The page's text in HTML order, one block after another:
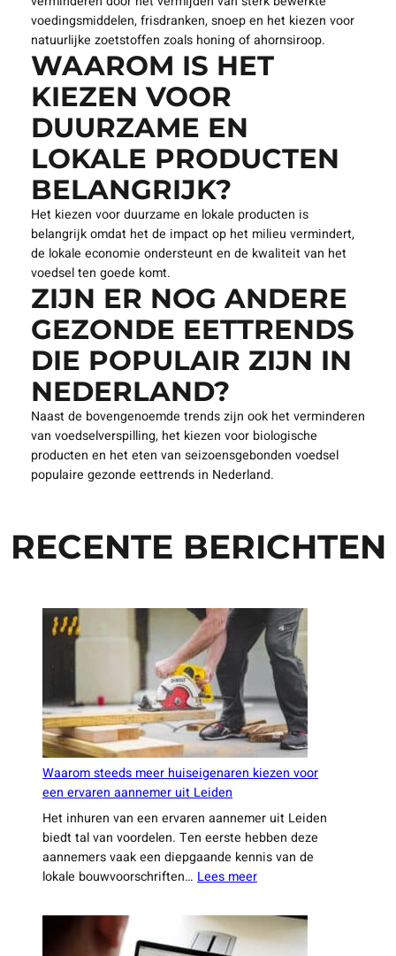
voedingsmiddelen, frisdranken, snoep en het kiezen voor
natuurlijke zoetstoffen zoals honing of ahornsiroop.
WAAROM IS HET
KIEZEN VOOR
DUURZAME EN
LOKALE PRODUCTEN
BELANGRIJK?
Het kiezen voor duurzame en lokale producten is
belangrijk omdat het de impact op het milieu vermindert,
de lokale economie ondersteunt en de kwaliteit van het
voedsel ten goede komt.
ZIJN ER NOG ANDERE
GEZONDE EETTRENDS
DIE POPULAIR ZIJN IN
NEDERLAND?
Naast de bovengenoemde trends zijn ook het verminderen
van voedselverspilling, het kiezen voor biologische
producten en het eten van seizoensgebonden voedsel
populaire gezonde eettrends in Nederland.
RECENTE BERICHTEN
Waarom steeds meer huiseigenaren kiezen voor
een ervaren aannemer uit Leiden
Het inhuren van een ervaren aannemer uit Leiden
biedt tal van voordelen. Ten eerste hebben deze
aannemers vaak een diepgaande kennis van de
lokale bouwvoorschriften… Lees meer:
steeds
meer